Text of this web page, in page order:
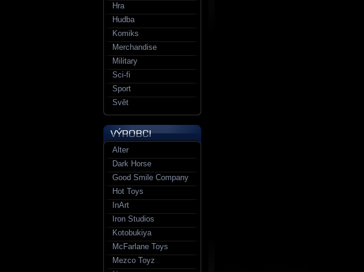
Hra
Hudba
Komiks
Merchandise
Military
Sci-fi
Sport
Svět
Alter
Dark Horse
Good Smile Company
Hot Toys
InArt
Iron Studios
Kotobukiya
McFarlane Toys
Mezco Toyz